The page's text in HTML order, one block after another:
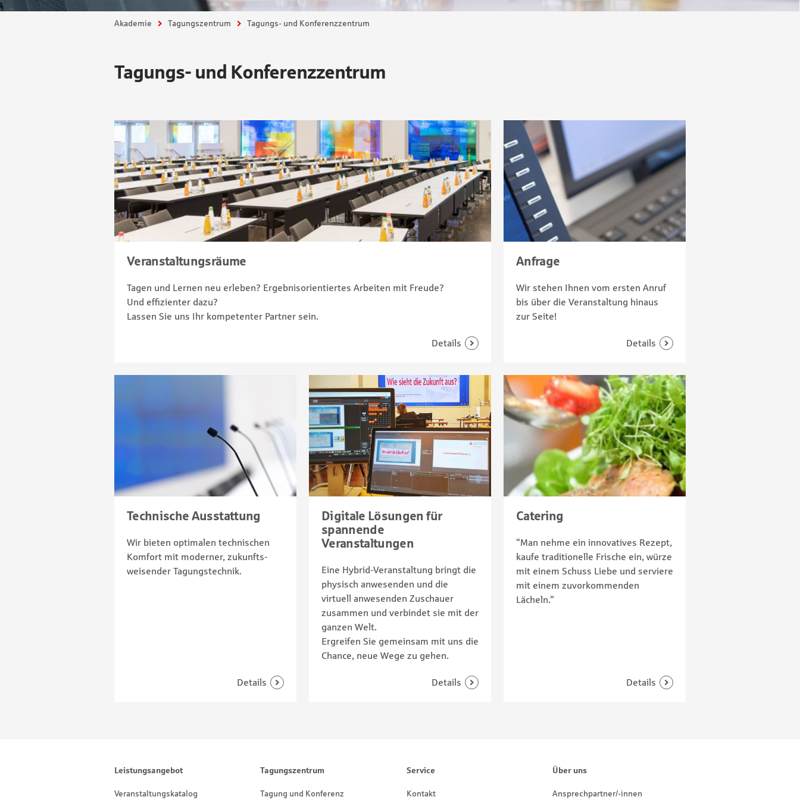
Akademie Tagungszentrum Tagungs- und Konferenzzentrum
Tagungs- und Konferenzzentrum
Veranstaltungsräume
Tagen und Lernen neu erleben? Ergebnisorientiertes Arbeiten mit Freude?
Und effizienter dazu?
Lassen Sie uns Ihr kompetenter Partner sein.
Anfrage
Wir stehen Ihnen vom ersten Anruf
bis über die Veranstaltung hinaus
zur Seite!
Technische Ausstattung
Wir bieten optimalen technischen
Komfort mit moderner, zukunfts-
weisender Tagungstechnik.
Digitale Lösungen für
spannende
Veranstaltungen
Eine Hybrid-Veranstaltung bringt die
physisch anwesenden und die
virtuell anwesenden Zuschauer
zusammen und verbindet sie mit der
ganzen Welt.
Ergreifen Sie gemeinsam mit uns die
Chance, neue Wege zu gehen.
Catering
"Man nehme ein innovatives Rezept,
kaufe traditionelle Frische ein, würze
mit einem Schuss Liebe und serviere
mit einem zuvorkommenden
Lächeln."
Leistungsangebot
Veranstaltungskatalog
Tagungszentrum
Tagung und Konferenz
Service
Kontakt
Über uns
Ansprechpartner/-innen